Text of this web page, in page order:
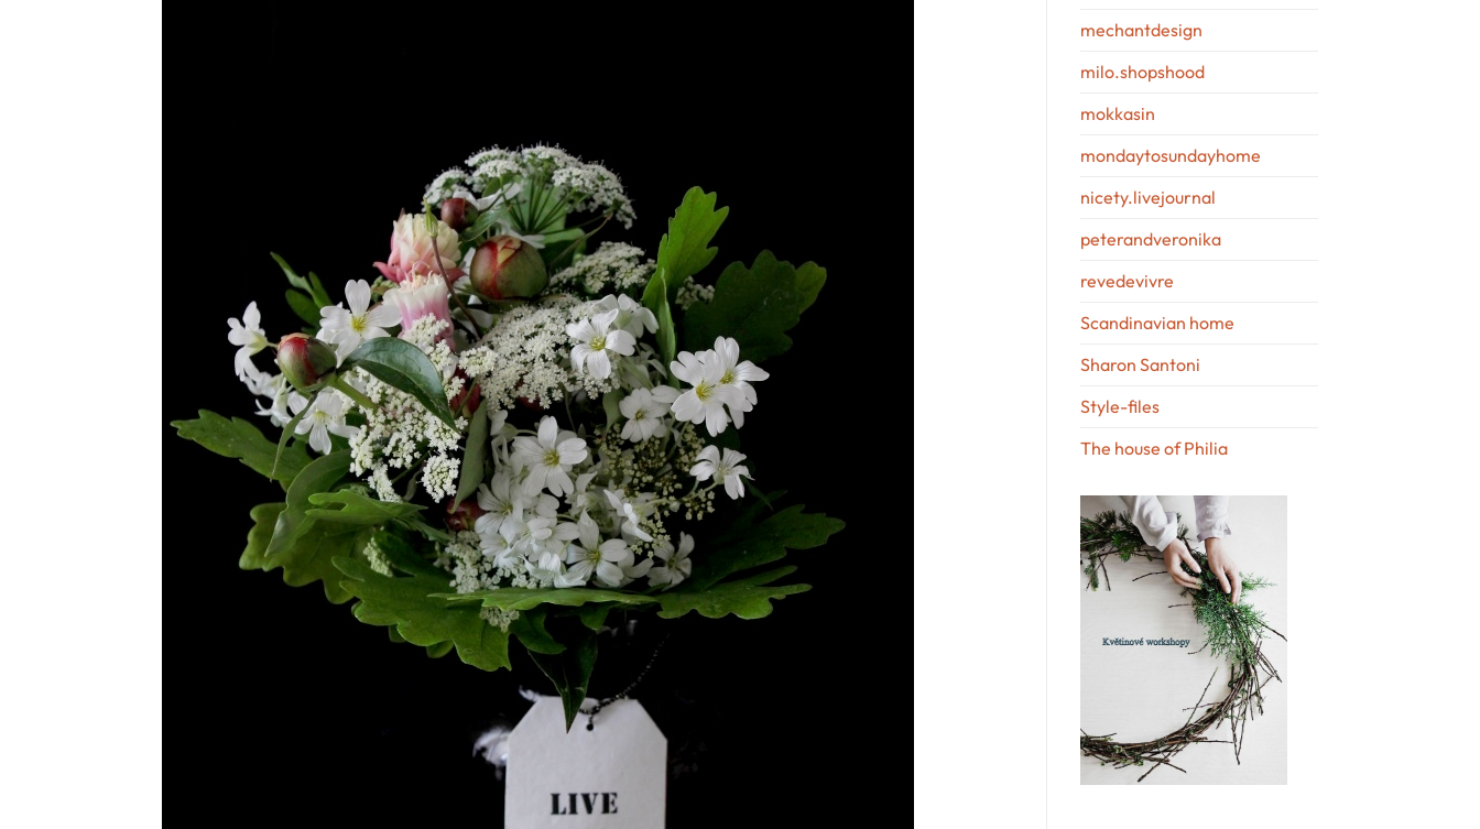
mechantdesign
milo.shopshood
mokkasin
mondaytosundayhome
nicety.livejournal
peterandveronika
revedevivre
Scandinavian home
Sharon Santoni
Style-files
The house of Philia